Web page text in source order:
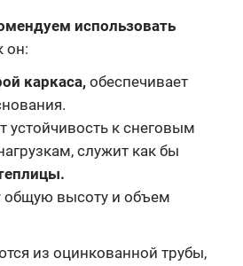
использовать
он:
каркаса,обеспечивает
устойчивость к снеговым
служит как бы
общую высоту и объем
из оцинкованной трубы,